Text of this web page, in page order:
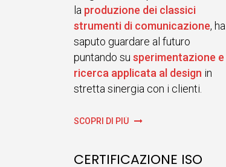
la produzione dei classici
strumenti di comunicazione, ha
saputo guardare al futuro
puntando su sperimentazione e
ricerca applicata al design in
stretta sinergia con i clienti.
SCOPRI DI PIÙ
CERTIFICAZIONE ISO